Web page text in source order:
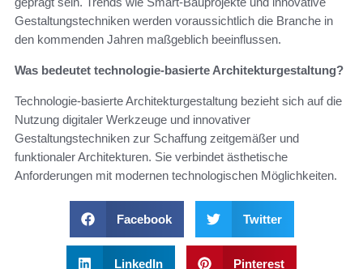
Gestaltungstechniken werden voraussichtlich die Branche in
den kommenden Jahren maßgeblich beeinflussen.
Was bedeutet technologie-basierte Architekturgestaltung?
Technologie-basierte Architekturgestaltung bezieht sich auf die
Nutzung digitaler Werkzeuge und innovativer
Gestaltungstechniken zur Schaffung zeitgemäßer und
funktionaler Architekturen. Sie verbindet ästhetische
Anforderungen mit modernen technologischen Möglichkeiten.
Facebook Twitter
LinkedIn Pinterest